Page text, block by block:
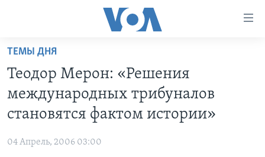
Перейти
основной
контент
основной
навигации
ПРОГРАММЫ
ИТОГИ
ПРОЕКТЫ
НАША АМЕРИКАНСКАЯ ИСТОРИЯ
ИНТЕРВЬЮ
ТЕМЫ ДНЯ
Теодор Мерон: «Решения
международных трибуналов
становятся фактом истории»
04 Апрель, 2006 03:00